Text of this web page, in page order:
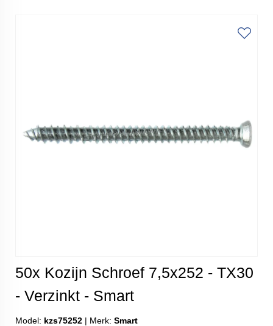
50x Kozijn Schroef 7,5x252 - TX30
- Verzinkt - Smart
Model: kzs75252 | Merk: Smart